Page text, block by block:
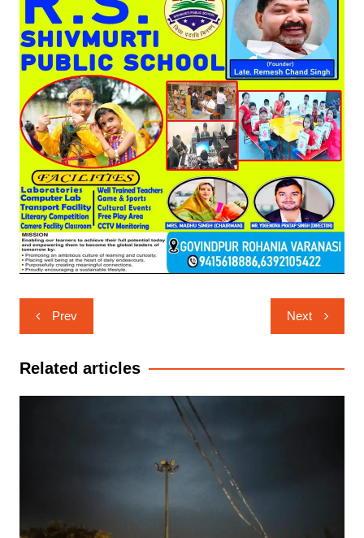
Post
navigation
Prev Next
Related articles